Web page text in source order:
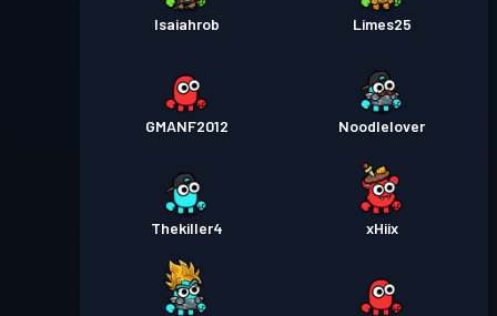
Isaiahrob Limes25
GMANF2012 Noodlelover
Thekiller4 xHiix